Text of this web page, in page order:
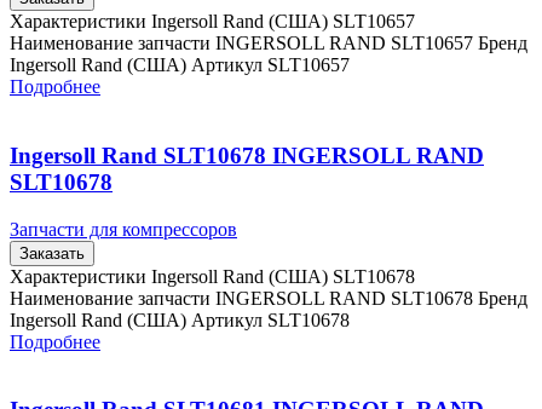
Характеристики Ingersoll Rand (США) SLT10657
Наименование запчасти INGERSOLL RAND SLT10657 Бренд
Ingersoll Rand (США) Артикул SLT10657
Подробнее
Ingersoll Rand SLT10678 INGERSOLL RAND
SLT10678
Запчасти для компрессоров
Заказать
Характеристики Ingersoll Rand (США) SLT10678
Наименование запчасти INGERSOLL RAND SLT10678 Бренд
Ingersoll Rand (США) Артикул SLT10678
Подробнее